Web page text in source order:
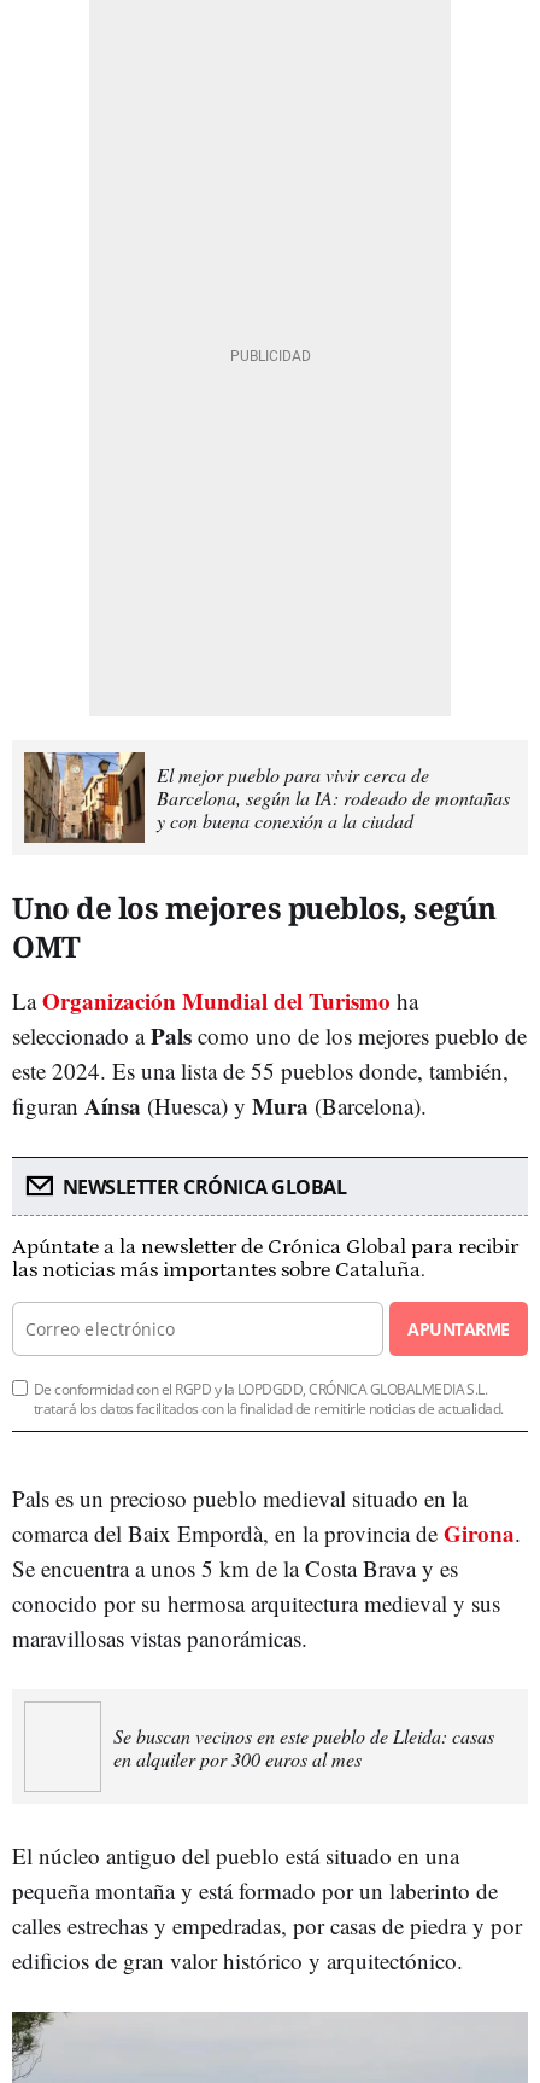
El mejor pueblo para vivir cerca de
Barcelona, según la IA: rodeado de montañas
y con buena conexión a la ciudad
Uno de los mejores pueblos, según
OMT
LaOrganización Mundial del Turismo ha
seleccionado aPals como uno de los mejores pueblo de
este 2024. Es una lista de 55 pueblos donde, también,
figuran Aínsa (Huesca) y Mura (Barcelona).
NEWSLETTER CRÓNICA GLOBAL
Apúntate a la newsletter de Crónica Global para recibir
las noticias más importantes sobre Cataluña.
APUNTARME
De conformidad con el RGPD y la LOPDGDD, CRÓNICA GLOBALMEDIA S.L.
tratará los datos facilitados con la finalidad de remitirle noticias de actualidad.
Pals es un precioso pueblo medieval situado en la
comarca del Baix Empordà, en la provincia de Girona.
Se encuentra a unos 5 km de la Costa Brava y es
conocido por su hermosa arquitectura medieval y sus
maravillosas vistas panorámicas.
Se buscan vecinos en este pueblo de Lleida: casas
en alquiler por 300 euros al mes
El núcleo antiguo del pueblo está situado en una
pequeña montaña y está formado por un laberinto de
calles estrechas y empedradas, por casas de piedra y por
edificios de gran valor histórico y arquitectónico.